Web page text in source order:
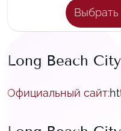
Выбрать
Long Beach
Официальный сайт: